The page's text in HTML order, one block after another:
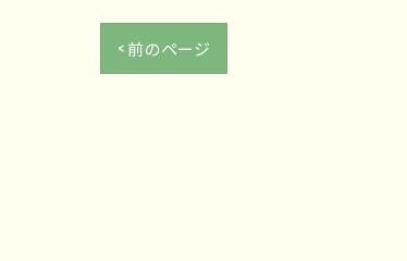
< 前のページ